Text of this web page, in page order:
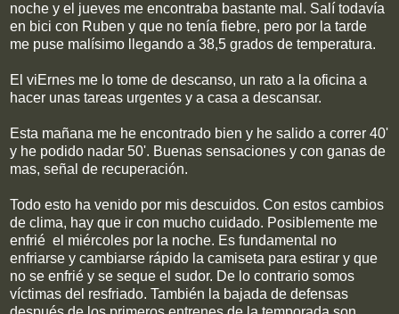
noche y el jueves me encontraba bastante mal. Salí todavía
en bici con Ruben y que no tenía fiebre, pero por la tarde
me puse malísimo llegando a 38,5 grados de temperatura.
El viErnes me lo tome de descanso, un rato a la oficina a
hacer unas tareas urgentes y a casa a descansar.
Esta mañana me he encontrado bien y he salido a correr 40'
y he podido nadar 50'. Buenas sensaciones y con ganas de
mas, señal de recuperación.
Todo esto ha venido por mis descuidos. Con estos cambios
de clima, hay que ir con mucho cuidado. Posiblemente me
enfrié el miércoles por la noche. Es fundamental no
enfriarse y cambiarse rápido la camiseta para estirar y que
no se enfrié y se seque el sudor. De lo contrario somos
víctimas del resfriado. También la bajada de defensas